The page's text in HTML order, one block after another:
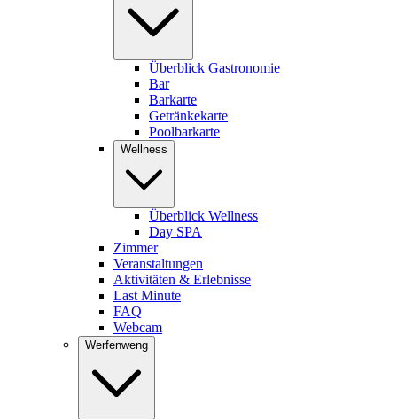
Überblick Gastronomie
Bar
Barkarte
Getränkekarte
Poolbarkarte
Wellness
Überblick Wellness
Day SPA
Zimmer
Veranstaltungen
Aktivitäten & Erlebnisse
Last Minute
FAQ
Webcam
Werfenweng